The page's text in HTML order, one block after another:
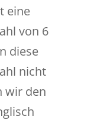
eine
von 6
diese
nicht
wir den